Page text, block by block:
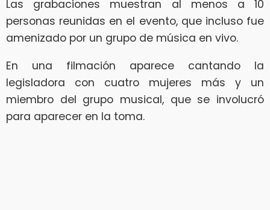
Las grabaciones muestran al menos a 10
personas reunidas en el evento, que incluso fue
amenizado por un grupo de música en vivo.
En una filmación aparece cantando la
legisladora con cuatro mujeres más y un
miembro del grupo musical, que se involucró
para aparecer en la toma.